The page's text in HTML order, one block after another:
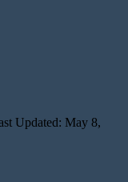
Updated: May 8,